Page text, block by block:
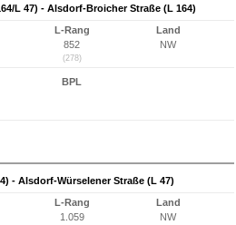
L 47) - Alsdorf-Broicher Straße (L 164)
L-Rang
852
(278)
Land
NW
BPL
- Alsdorf-Würselener Straße (L 47)
L-Rang
1.059
Land
NW